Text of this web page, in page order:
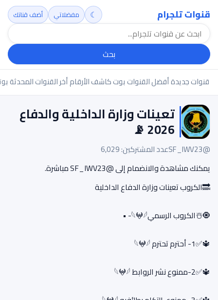
قنوات تلجرام
بحث
☾ مفضلاتي أضف قناتك
قنوات جديدةأفضل القنواتبوت كاشف الأرقامأخر القنوات المحدثة
تعينات وزارة الداخلية والدفاع
2026 📡
@SF_IWV23
عدد المشتركين: 6,029
يمكنك مشاهدة والانضمام إلى @SF_IWV23 مباشرة.
🔜الكروب تعينات وزارة الدفاع الداخلية
🧿☃️الكروب الرسمي𓆩𖤍𓆪- •
🔱✅1- أحترم تحترم 𓆩𖤍𓆪
🔱✅2-ممنوع نشر الروابط 𓆩𖤍𓆪